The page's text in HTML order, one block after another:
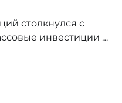
столкнулся с
инвестиции в